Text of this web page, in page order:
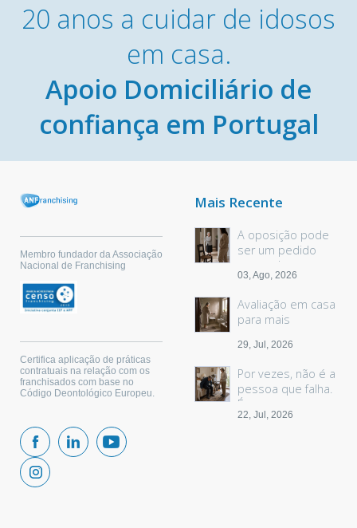
20 anos a cuidar de idosos
em casa.
Apoio Domiciliário de
confiança em Portugal
Membro fundador da Associação
Nacional de Franchising
Certifica aplicação de práticas
contratuais na relação com os
franchisados com base no
Código Deontológico Europeu.
Mais Recente
A oposição pode
ser um pedido
sem palavras
03, Ago, 2026
Avaliação em casa
para mais
29, Jul, 2026
Por vezes, não é a
pessoa que falha.
É o espaço.
22, Jul, 2026